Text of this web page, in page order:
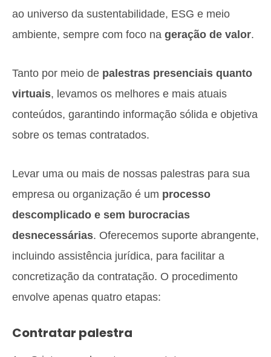
ao universo da sustentabilidade, ESG e meio
ambiente, sempre com foco na geração de valor.
Tanto por meio de palestras presenciais quanto
virtuais, levamos os melhores e mais atuais
conteúdos, garantindo informação sólida e objetiva
sobre os temas contratados.
Levar uma ou mais de nossas palestras para sua
empresa ou organização é um processo
descomplicado e sem burocracias
desnecessárias. Oferecemos suporte abrangente,
incluindo assistência jurídica, para facilitar a
concretização da contratação. O procedimento
envolve apenas quatro etapas:
Contratar palestra